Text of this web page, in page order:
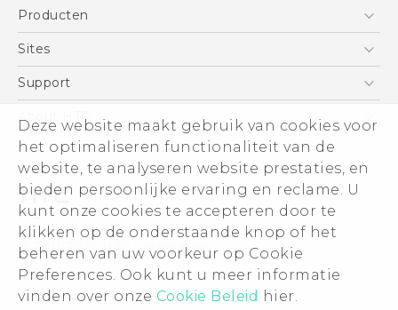
Deze website maakt gebruik van cookies voor
het optimaliseren functionaliteit van de
website, te analyseren website prestaties, en
bieden persoonlijke ervaring en reclame. U
kunt onze cookies te accepteren door te
klikken op de onderstaande knop of het
beheren van uw voorkeur op Cookie
Preferences. Ook kunt u meer informatie
vinden over onze Cookie Beleid hier.
voorschriften
Producten
Telefoons
Vive
Accessoires
Sites
HTC Vive
Aan de slag
Support
Support voor eCommerce
About HTC
ESG
Informatie over het bedrijf
Voor beleggers (engels)
Cookie Preferences
Vacatures
Security and Privacy Whitepaper
© 2011-2026 HTC Corporation
Legal terms